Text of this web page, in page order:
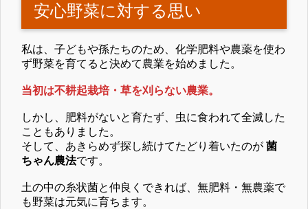
安心野菜に対する思い
私は、子どもや孫たちのため、化学肥料や農薬を使わ
ず野菜を育てると決めて農業を始めました。
当初は不耕起栽培・草を刈らない農業。
しかし、肥料がないと育たず、虫に食われて全滅した
こともありました。
そして、あきらめず探し続けてたどり着いたのが 菌
ちゃん農法です。
土の中の糸状菌と仲良くできれば、無肥料・無農薬で
も野菜は元気に育ちます。